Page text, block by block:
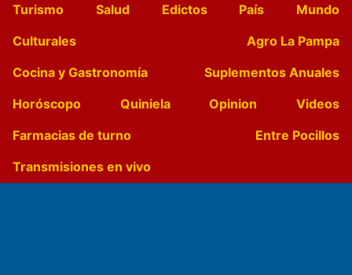
Turismo
Salud Edictos País
Mundo
Culturales
Agro La Pampa
Cocina y Gastronomía
Suplementos Anuales
Horóscopo
Quiniela Opinion
Videos
Farmacias de turno
Entre Pocillos
Transmisiones en vivo